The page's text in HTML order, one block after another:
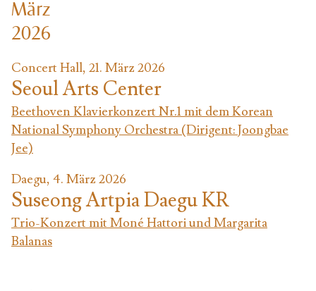
März
2026
Concert Hall, 21. März 2026
Seoul Arts Center
Beethoven Klavierkonzert Nr.1 mit dem Korean
National Symphony Orchestra (Dirigent: Joongbae
Jee)
Daegu, 4. März 2026
Suseong Artpia Daegu KR
Trio-Konzert mit Moné Hattori und Margarita
Balanas